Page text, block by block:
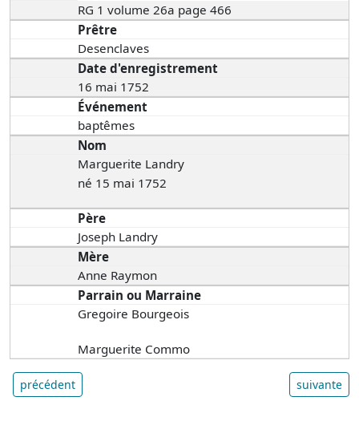
RG 1 volume 26a page 466
Prêtre
Desenclaves
Date d'enregistrement
16 mai 1752
Événement
baptêmes
Nom
Marguerite Landry
né 15 mai 1752
Père
Joseph Landry
Mère
Anne Raymon
Parrain ou Marraine
Gregoire Bourgeois
Marguerite Commo
précédent suivante